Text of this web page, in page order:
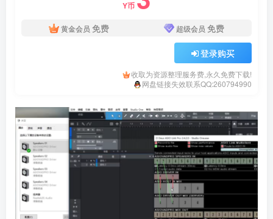
Y币
黄金会员 免费 超级会员 免费
登录购买
收取为资源整理服务费,永久免费下载!
网盘链接失效联系QQ:260794990